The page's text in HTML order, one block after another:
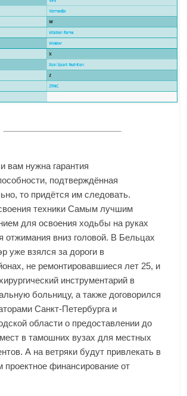
вам нужна гарантия
подтверждённая
то придётся им следовать.
техники Самым лучшим
для освоения ходьбы на руках
отжимания вниз головой. В Бельцах
уже взялся за дороги в
не ремонтировавшиеся лет 25, и
инструментарий в
больницу, а также договорился
Санкт-Петербурга и
области о предоставлении до
в тамошних вузах для местных
А на ветряки будут привлекать в
проектное финансирование от